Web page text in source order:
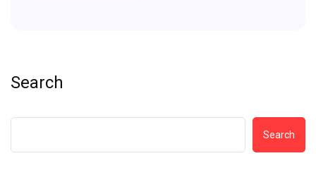
Search
Search